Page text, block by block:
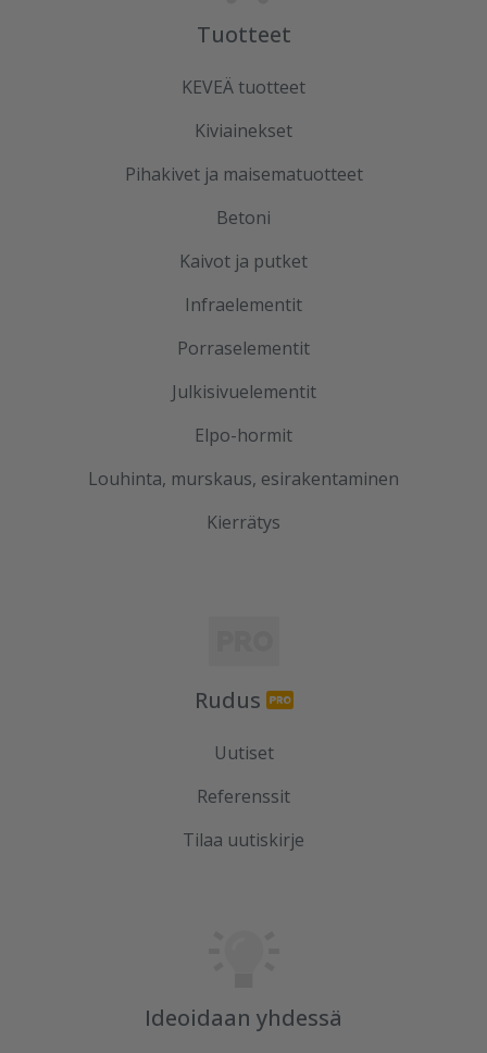
Tuotteet
KEVEÄ tuotteet
Kiviainekset
Pihakivet ja maisematuotteet
Betoni
Kaivot ja putket
Infraelementit
Porraselementit
Julkisivuelementit
Elpo-hormit
Louhinta, murskaus, esirakentaminen
Kierrätys
Rudus
Uutiset
Referenssit
Tilaa uutiskirje
Ideoidaan yhdessä